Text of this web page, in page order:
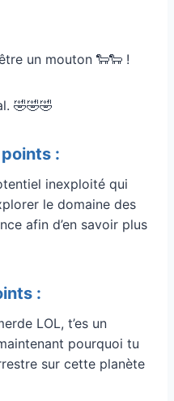
un mouton 🐑🐑 !
🤣🤣🤣
:
inexploité qui
le domaine des
afin d’en savoir plus
:
LOL, t’es un
pourquoi tu
sur cette planète